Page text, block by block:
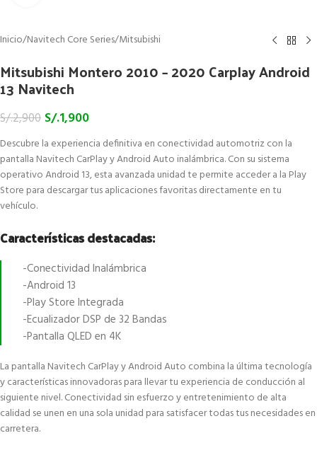
Inicio/Navitech Core Series/Mitsubishi
Mitsubishi Montero 2010 – 2020 Carplay Android
13 Navitech
S/.2,900 S/.1,900
Descubre la experiencia definitiva en conectividad automotriz con la
pantalla Navitech CarPlay y Android Auto inalámbrica. Con su sistema
operativo Android 13, esta avanzada unidad te permite acceder a la Play
Store para descargar tus aplicaciones favoritas directamente en tu
vehículo.
Características destacadas:
-Conectividad Inalámbrica
-Android 13
-Play Store Integrada
-Ecualizador DSP de 32 Bandas
-Pantalla QLED en 4K
La pantalla Navitech CarPlay y Android Auto combina la última tecnología
y características innovadoras para llevar tu experiencia de conducción al
siguiente nivel. Conectividad sin esfuerzo y entretenimiento de alta
calidad se unen en una sola unidad para satisfacer todas tus necesidades en
carretera.